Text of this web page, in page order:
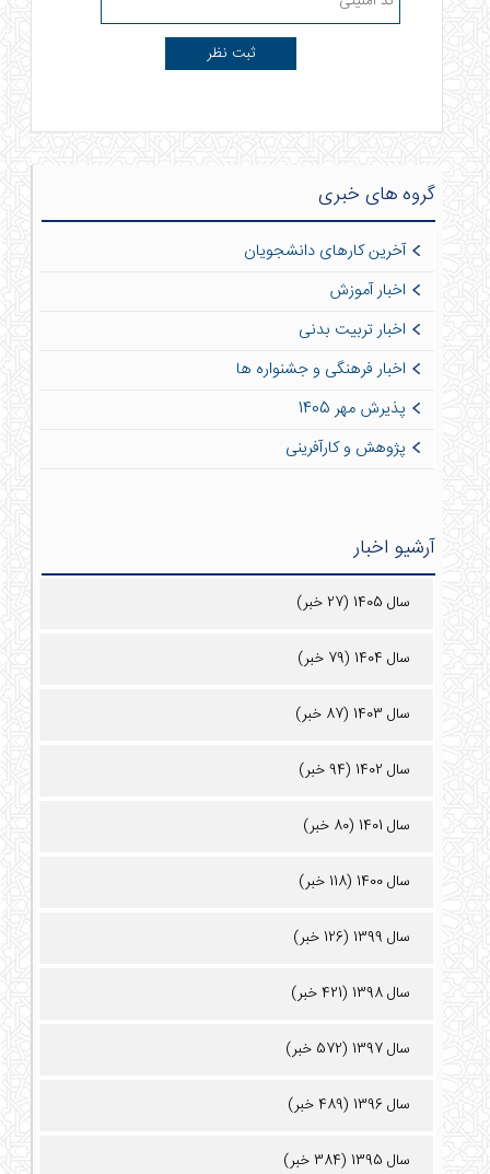
گروه های خبری
آخرین کارهای دانشجویان
اخبار آموزش
اخبار تربیت بدنی
اخبار فرهنگی و جشنواره ها
پذیرش مهر 1405
پژوهش و کارآفرینی
آرشیو اخبار
سال 1405 (27 خبر)
سال 1404 (79 خبر)
سال 1403 (87 خبر)
سال 1402 (94 خبر)
سال 1401 (80 خبر)
سال 1400 (118 خبر)
سال 1399 (126 خبر)
سال 1398 (421 خبر)
سال 1397 (572 خبر)
سال 1396 (489 خبر)
سال 1395 (384 خبر)